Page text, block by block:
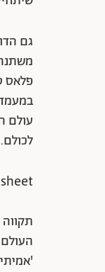
גם
פלאס
עולם